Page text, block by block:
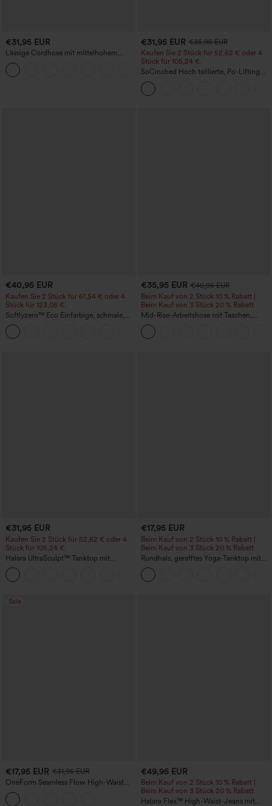
€31,95 EUR
Lässige Cordhose mit mittelhohem
Bund, Reißverschluss und Seitentaschen
+7
€31,95 EUR €35,95 EUR
Kaufen Sie 2 Stück für 52,62 € oder 4
Stück für 105,24 €.
SoCinched Hoch taillierte, Po-Lifting
7/8-Trainingsleggings mit
Bauchkontrolle und Seitentaschen
€40,95 EUR
Kaufen Sie 2 Stück für 61,54 € oder 4
Stück für 123,08 €.
Softlyzero™ Eco Einfarbige, schmale,
hoch taillierte Wanderhose mit
mehreren Taschen
€35,95 EUR €40,95 EUR
Beim Kauf von 2 Stück 10 % Rabatt |
Beim Kauf von 3 Stück 20 % Rabatt
Mid-Rise-Arbeitshose mit Taschen,
Barrel-Leg und weiter Passform
€31,95 EUR
Kaufen Sie 2 Stück für 52,62 € oder 4
Stück für 105,24 €.
Halara UltraSculpt™ Tanktop mit
Rundhalsausschnitt und
geschwungenem Saum
€17,95 EUR
Beim Kauf von 2 Stück 10 % Rabatt |
Beim Kauf von 3 Stück 20 % Rabatt
Rundhals, gerafftes Yoga-Tanktop mit
Cool-Touch-Effekt – UPF50+
Sale
€17,95 EUR €31,95 EUR
OneForm Seamless Flow High-Waist
Yogaleggings – nahtlos, mit hoher
Taille, bauchformend und mit
€49,95 EUR
Beim Kauf von 2 Stück 10 % Rabatt |
Beim Kauf von 3 Stück 20 % Rabatt
Halara Flex™ High-Waist-Jeans mit